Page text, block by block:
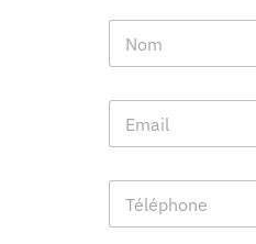
N
m
r
é
E
a
T
l